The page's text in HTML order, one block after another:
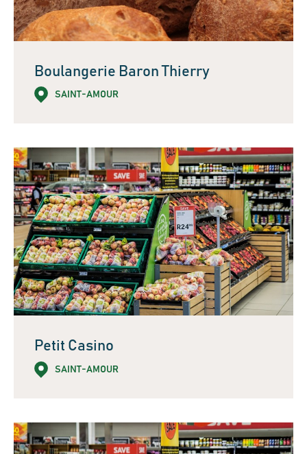
Boulangerie Baron Thierry
SAINT-AMOUR
Petit Casino
SAINT-AMOUR